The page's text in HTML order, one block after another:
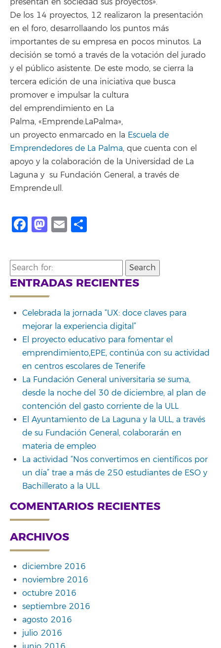
presentan en sociedad sus proyectos».
De los 14 proyectos, 12 realizaron la presentación
en el foro, desarrollaando los puntos más
importantes de su empresa en pocos minutos. La
decisión se tomó a través de la votación del jurado
y el público asistente. De este modo, se cierra la
tercera edición de una iniciativa que busca
promover e impulsar la cultura
del emprendimiento en La
Palma, «Emprende.LaPalma»,
un proyecto enmarcado en la Escuela de
Emprendedores de La Palma, que cuenta con el
apoyo y la colaboración de la Universidad de La
Laguna y su Fundación General, a través de
Emprende.ull.
Facebook
Mastodon
Email
Search
for:
ENTRADAS RECIENTES
Celebrada la jornada “UX: doce claves para
mejorar la experiencia digital”
El proyecto educativo para fomentar el
emprendimiento,EPE, continúa con su actividad
en centros escolares de Tenerife
La Fundación General universitaria se suma,
desde la noche del 30 de diciembre, al plan de
contención del gasto corriente de la ULL
El Ayuntamiento de La Laguna y la ULL, a través
de su Fundación General, colaborarán en
materia de empleo
La actividad “Nos convertimos en científicos por
un día” trae a más de 250 estudiantes de ESO y
Bachillerato a la ULL
COMENTARIOS RECIENTES
ARCHIVOS
diciembre 2016
noviembre 2016
octubre 2016
septiembre 2016
agosto 2016
julio 2016